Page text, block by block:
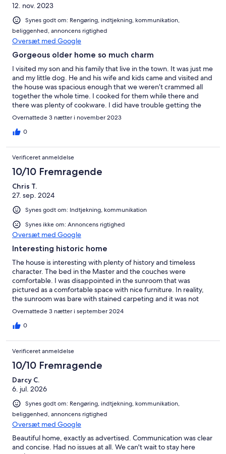
12. nov. 2023
Synes godt om: Rengøring, indtjekning, kommunikation,
beliggenhed, annoncens rigtighed
Oversæt med Google
Gorgeous older home so much charm
I visited my son and his family that live in the town. It was just me
and my little dog. He and his wife and kids came and visited and
the house was spacious enough that we weren’t crammed all
together the whole time. I cooked for them while there and
there was plenty of cookware. I did have trouble getting the
lockbox open but I am sure it was operator error. My dog had
cute little fire pit out back and chairs to sit around a fire but it
porch to sit at and enjoy your morning coffee or afternoon
drinks. I would definitely recommend this place to anyone with
or without a large family or pets. It was wonderful.
Overnattede 3 nætter i november 2023
0
Verificeret anmeldelse
10/10 Fremragende
Chris T.
27. sep. 2024
Synes godt om: Indtjekning, kommunikation
Synes ikke om: Annoncens rigtighed
Oversæt med Google
Interesting historic home
The house is interesting with plenty of history and timeless
character. The bed in the Master and the couches were
comfortable. I was disappointed in the sunroom that was
pictured as a comfortable space with nice furniture. In reality,
the sunroom was bare with stained carpeting and it was not
connected to the a/c so it was blazing hot. The upstairs
screened porch was also without furniture and dirty so was also
unusable. The appliances are dated but do work. The drawers
they have been declutterred for the next guest as they were
unusable for me. The owner was responsive and allowed me to
stay a few extra hours on the last day without a charge which
was nice and made the last day of my stay more relaxed allowing
for me and my dog to take one more walk in a nearby wooded
area with a beautiful creek before we left.
Overnattede 3 nætter i september 2024
0
Verificeret anmeldelse
10/10 Fremragende
Darcy C.
6. jul. 2026
Synes godt om: Rengøring, indtjekning, kommunikation,
beliggenhed, annoncens rigtighed
Oversæt med Google
Beautiful home, exactly as advertised. Communication was clear
and concise. Had no issues at all. We can't wait to stay here